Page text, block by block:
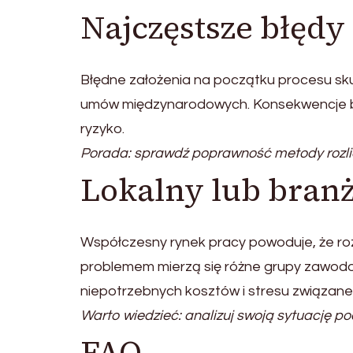
Najczęstsze
Błędne założenia na początku procesu
umów międzynarodowych.
ryzyko.
Porada: sprawdź poprawność metody
Lokalny lub
Współczesny rynek pracy powoduje, że
problemem mierzą się różne grupy
niepotrzebnych kosztów i stresu
Warto wiedzieć: analizuj swoją sytuację